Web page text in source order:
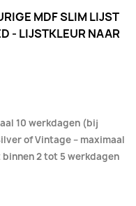
MDF SLIM LIJST
- LIJSTKLEUR NAAR
10 werkdagen (bij
of Vintage – maximaal
2 tot 5 werkdagen